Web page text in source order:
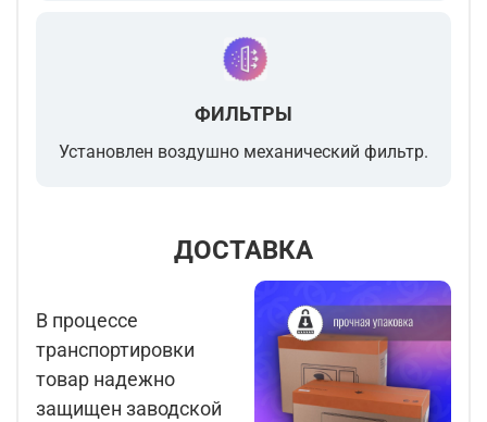
ФИЛЬТРЫ
Установлен воздушно механический фильтр.
ДОСТАВКА
В процессе
транспортировки
товар надежно
защищен заводской